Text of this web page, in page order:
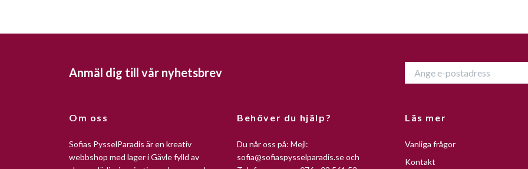
Anmäl dig till vår nyhetsbrev
Om oss
Sofias PysselParadis är en kreativ
webbshop med lager i Gävle fylld av
Behöver du hjälp?
Du når oss på: Mejl:
sofia@sofiaspysselparadis.seoch
Läs mer
Vanliga frågor
Kontakt